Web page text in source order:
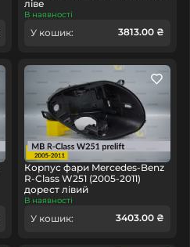
ліве
В наявності
У кошик: 3813.00 ₴
Корпус фари Mercedes-Benz
R-Class W251 (2005-2011)
дорест лівий
В наявності
У кошик: 3403.00 ₴